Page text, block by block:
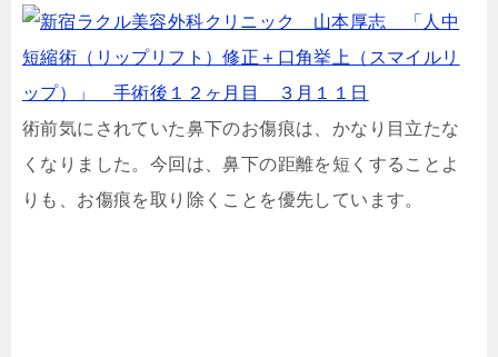
術前気にされていた鼻下のお傷痕は、かなり目立たな
くなりました。今回は、鼻下の距離を短くすることよ
りも、お傷痕を取り除くことを優先しています。